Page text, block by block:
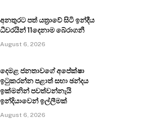
අනතුරට පත් යත්‍රාවේ සිටි ඉන්දීය
ධීවරයින් 11දෙනාම බේරාගනී
August 6, 2026
දෙමළ ජනතාවගේ අපේක්ෂා
ඉටුකරන්න පළාත් සභා ඡන්දය
ඉක්මනින් පවත්වන්නැයි
ඉන්දියාවෙන් ඉල්ලීමක්
August 6, 2026